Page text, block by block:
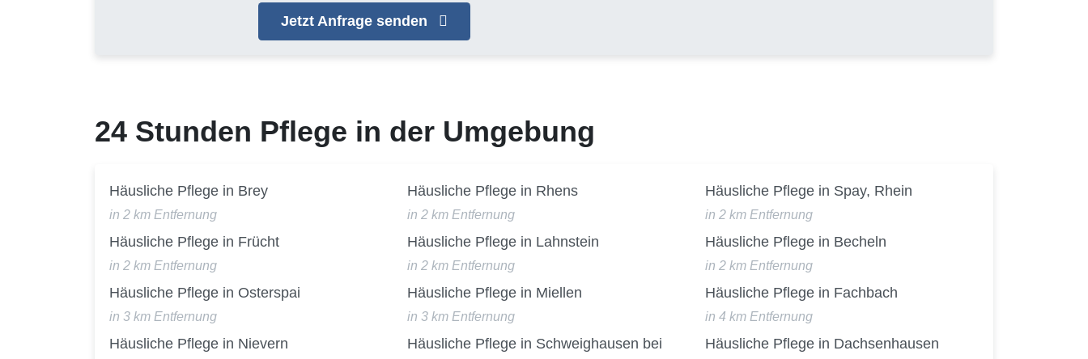
Jetzt Anfrage senden
24 Stunden Pflege in der Umgebung
Häusliche Pflege in Brey
in 2 km Entfernung
Häusliche Pflege in Rhens
in 2 km Entfernung
Häusliche Pflege in Spay, Rhein
in 2 km Entfernung
Häusliche Pflege in Frücht
in 2 km Entfernung
Häusliche Pflege in Lahnstein
in 2 km Entfernung
Häusliche Pflege in Becheln
in 2 km Entfernung
Häusliche Pflege in Osterspai
in 3 km Entfernung
Häusliche Pflege in Miellen
in 3 km Entfernung
Häusliche Pflege in Fachbach
in 4 km Entfernung
Häusliche Pflege in Nievern
Häusliche Pflege in Schweighausen bei
Häusliche Pflege in Dachsenhausen